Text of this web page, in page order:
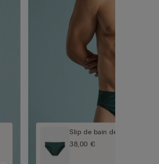
Slip de bain de couleur
38,00 €